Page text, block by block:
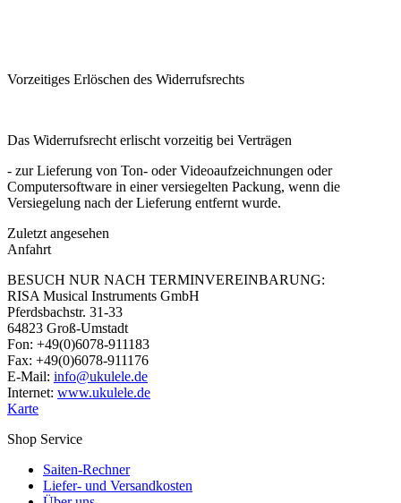
Vorzeitiges Erlöschen des Widerrufsrechts
Das Widerrufsrecht erlischt vorzeitig bei Verträgen
- zur Lieferung von Ton- oder Videoaufzeichnungen oder
Computersoftware in einer versiegelten Packung, wenn die
Versiegelung nach der Lieferung entfernt wurde.
Zuletzt angesehen
Anfahrt
BESUCH NUR NACH TERMINVEREINBARUNG:
RISA Musical Instruments GmbH
Pferdsbachstr. 31-33
64823 Groß-Umstadt
Fon: +49(0)6078-911183
Fax: +49(0)6078-911176
E-Mail: info@ukulele.de
Internet: www.ukulele.de
Karte
Shop Service
Saiten-Rechner
Liefer- und Versandkosten